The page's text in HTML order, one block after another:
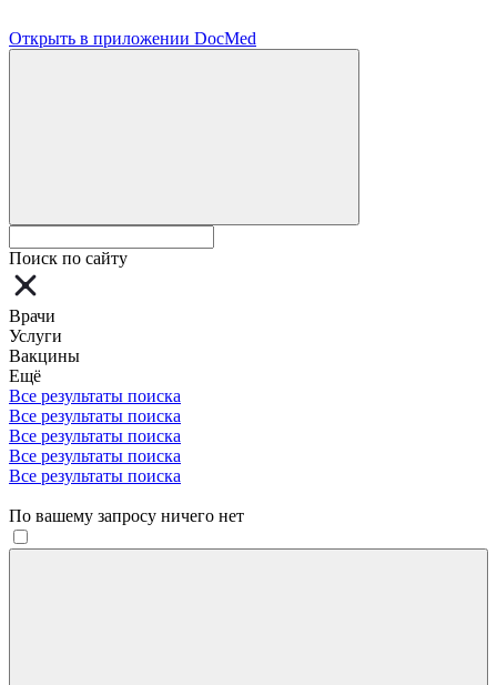
Открыть в приложении DocMed
Поиск по сайту
Врачи
Услуги
Вакцины
Ещё
Все результаты поиска
Все результаты поиска
Все результаты поиска
Все результаты поиска
Все результаты поиска
По вашему запросу ничего нет